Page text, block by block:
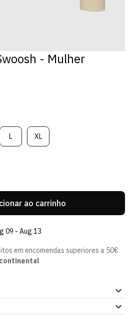
- Mulher
LVariante
Esgotada
XLVariante
Esgotada
ao carrinho
09 - Aug 13
em encomendas superiores a 50€
da atual coleção da Loja Verde